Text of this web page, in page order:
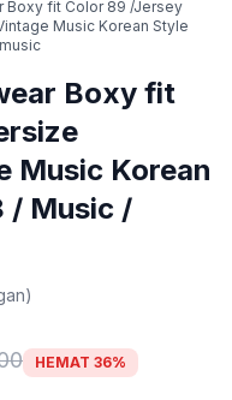
Boxy fit Color 89 /Jersey
Music Korean Style
Boxy fit
Music Korean
/ Music /
HEMAT 36%